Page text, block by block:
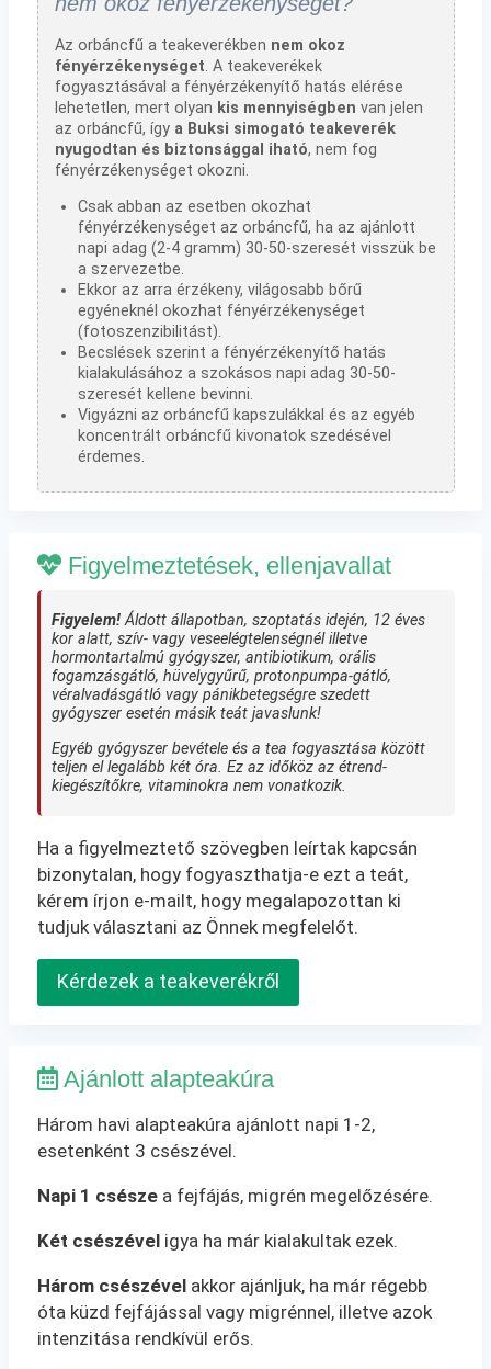
Az orbáncfű a teakeverékben nem okoz
fényérzékenységet. A teakeverékek
fogyasztásával a fényérzékenyítő hatás elérése
lehetetlen, mert olyan kis mennyiségben van jelen
az orbáncfű, így a Buksi simogató teakeverék
nyugodtan és biztonsággal iható, nem fog
fényérzékenységet okozni.
Csak abban az esetben okozhat
fényérzékenységet az orbáncfű, ha az ajánlott
napi adag (2-4 gramm) 30-50-szeresét visszük be
a szervezetbe.
Ekkor az arra érzékeny, világosabb bőrű
egyéneknél okozhat fényérzékenységet
(fotoszenzibilitást).
Becslések szerint a fényérzékenyítő hatás
kialakulásához a szokásos napi adag 30-50-
szeresét kellene bevinni.
Vigyázni az orbáncfű kapszulákkal és az egyéb
koncentrált orbáncfű kivonatok szedésével
érdemes.
Figyelmeztetések, ellenjavallat
Figyelem!Áldott állapotban, szoptatás idején, 12 éves
kor alatt, szív- vagy veseelégtelenségnél illetve
hormontartalmú gyógyszer, antibiotikum, orális
fogamzásgátló, hüvelygyűrű, protonpumpa-gátló,
véralvadásgátló vagy pánikbetegségre szedett
gyógyszer esetén másik teát javaslunk!
Egyéb gyógyszer bevétele és a tea fogyasztása között
teljen el legalább két óra. Ez az időköz az étrend-
kiegészítőkre, vitaminokra nem vonatkozik.
Ha a figyelmeztető szövegben leírtak kapcsán
bizonytalan, hogy fogyaszthatja-e ezt a teát,
kérem írjon e-mailt, hogy megalapozottan ki
tudjuk választani az Önnek megfelelőt.
Kérdezek a teakeverékről
Ajánlott alapteakúra
Három havi alapteakúra ajánlott napi 1-2,
esetenként 3 csészével.
Napi 1 csészea fejfájás, migrén megelőzésére.
Két csészéveligya ha már kialakultak ezek.
Három csészévelakkor ajánljuk, ha már régebb
óta küzd fejfájással vagy migrénnel, illetve azok
intenzitása rendkívül erős.